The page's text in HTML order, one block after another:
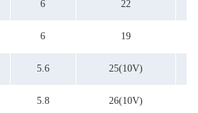
6 22
6 19
5.6 25(10V)
5.8 26(10V)